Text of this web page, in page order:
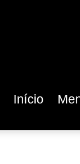
Início